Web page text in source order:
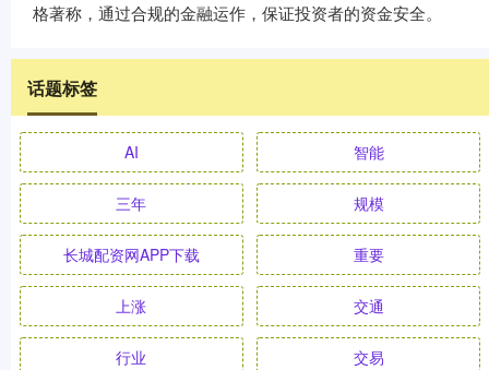
格著称，通过合规的金融运作，保证投资者的资金安全。
话题标签
AI 智能
三年 规模
长城配资网APP下载 重要
上涨 交通
行业 交易